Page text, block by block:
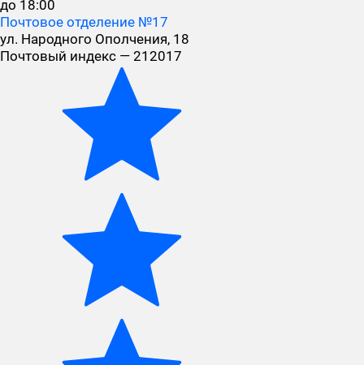
до 18:00
Почтовое отделение №17
ул. Народного Ополчения, 18
Почтовый индекс — 212017